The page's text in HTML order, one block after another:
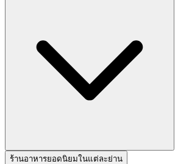
ร้านอาหารยอดนิยมในแต่ละย่าน